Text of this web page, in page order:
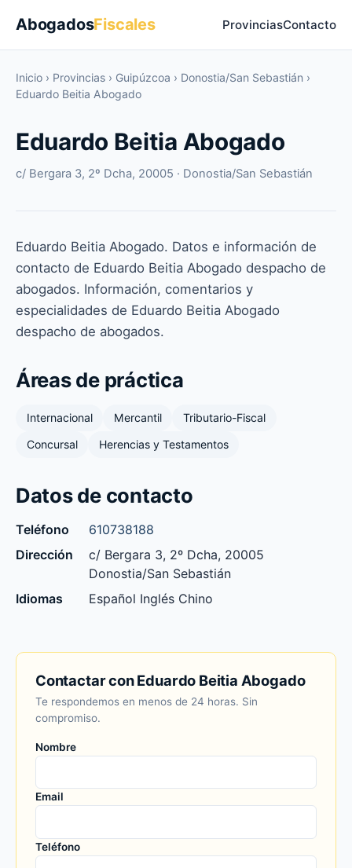
AbogadosFiscales ProvinciasContacto
Inicio › Provincias › Guipúzcoa › Donostia/San Sebastián ›
Eduardo Beitia Abogado
Eduardo Beitia Abogado
c/ Bergara 3, 2º Dcha, 20005 · Donostia/San Sebastián
Eduardo Beitia Abogado. Datos e información de
contacto de Eduardo Beitia Abogado despacho de
abogados. Información, comentarios y
especialidades de Eduardo Beitia Abogado
despacho de abogados.
Áreas de práctica
Internacional Mercantil
Tributario-Fiscal
Concursal
Herencias y Testamentos
Datos de contacto
Teléfono
610738188
Dirección
c/ Bergara 3, 2º Dcha, 20005
Donostia/San Sebastián
Idiomas
Español Inglés Chino
Contactar con Eduardo Beitia Abogado
Te respondemos en menos de 24 horas. Sin
compromiso.
Nombre
Email
Teléfono